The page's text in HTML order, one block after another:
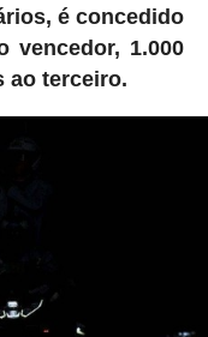
é concedido
vencedor, 1.000
ao terceiro.